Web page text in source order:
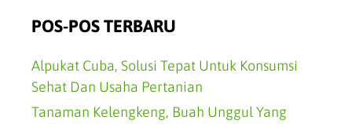
POS-POS TERBARU
Alpukat Cuba, Solusi Tepat Untuk Konsumsi
Sehat Dan Usaha Pertanian
Tanaman Kelengkeng, Buah Unggul Yang